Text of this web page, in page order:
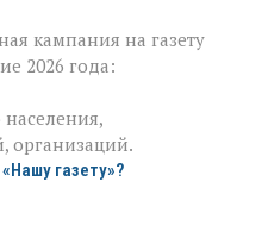
кампания на газету
2026 года:
организаций.
газету»?